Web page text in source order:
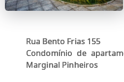
Rua Bento Frias 155
Condomínio de
Marginal Pinheiros